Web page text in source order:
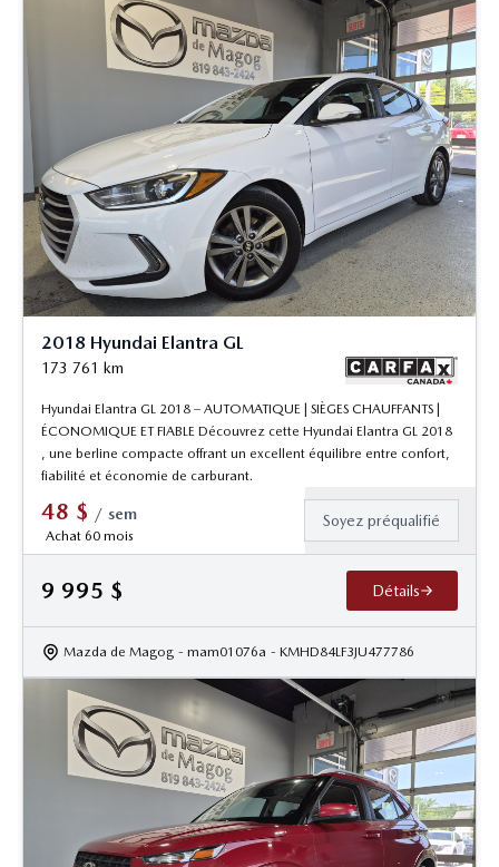
2018 Hyundai Elantra GL
173 761 km
Hyundai Elantra GL 2018 – AUTOMATIQUE | SIÈGES CHAUFFANTS |
ÉCONOMIQUE ET FIABLE Découvrez cette Hyundai Elantra GL 2018
, une berline compacte offrant un excellent équilibre entre confort,
fiabilité et économie de carburant.
48 $ / sem
Achat 60 mois
Soyez préqualifié
9 995 $ Détails
Mazda de Magog - mam01076a - KMHD84LF3JU477786